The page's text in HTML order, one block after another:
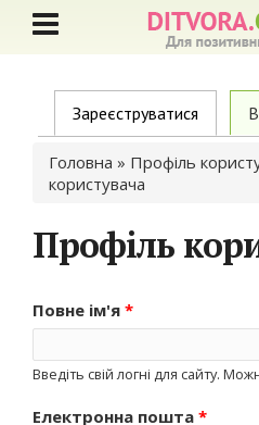
Primary tabs
Зареєструватися (active
Ви є тут
Головна » Профіль
користувача
Профіль
Повне ім'я *
Введіть свій логні для сайту.
Електронна пошта *